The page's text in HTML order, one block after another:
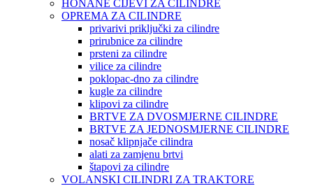
HONANE CIJEVI ZA CILINDRE
OPREMA ZA CILINDRE
privarivi priključki za cilindre
prirubnice za cilindre
prsteni za cilindre
vilice za cilindre
poklopac-dno za cilindre
kugle za cilindre
klipovi za cilindre
BRTVE ZA DVOSMJERNE CILINDRE
BRTVE ZA JEDNOSMJERNE CILINDRE
nosač klipnjače cilindra
alati za zamjenu brtvi
štapovi za cilindre
VOLANSKI CILINDRI ZA TRAKTORE